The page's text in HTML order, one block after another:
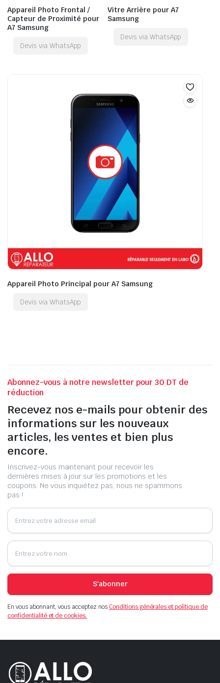
Appareil Photo Frontal /
Capteur de Proximité pour
A7 Samsung
Devis via WhatsApp
Vitre Arrière pour A7
Samsung
Devis via WhatsApp
Appareil Photo Principal pour A7 Samsung
Devis via WhatsApp
Abonnez-vous à notre newsletter pour 30 DT de
réduction
Recevez nos e-mails pour obtenir des
informations sur les nouveaux
articles, les ventes et bien plus
encore.
Inscrivez-vous maintenant pour recevoir les
dernières mises à jour sur les promotions et les
coupons. Ne vous inquiétez pas, nous ne spammons
pas !
S'abonner
En vous abonnant, vous acceptez nosConditions générales et politique de
confidentialité et de cookies.